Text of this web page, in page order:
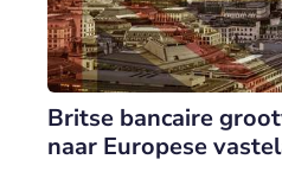
Britse bancaire
naar Europese